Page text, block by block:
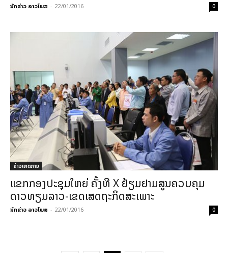
ນັກຂ່າວ ລາວໂພສ - 22/01/2016 0
ຂ່າວເຫດການ
ແຂກກອງປະຊຸມໃຫຍ່ ຄັ້ງທີ X ຢ້ຽມຢາມສູນຄວບຄຸມ
ດາວທຽມລາວ-ເຂດເສດຖະກິດສະເພາະ
ນັກຂ່າວ ລາວໂພສ - 22/01/2016 0